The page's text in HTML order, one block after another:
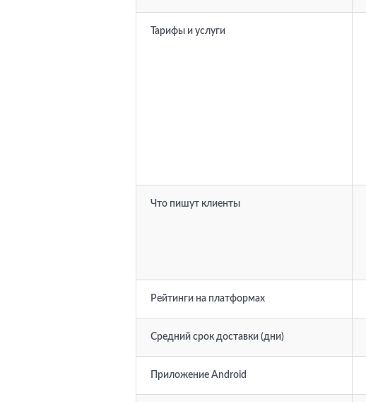
Тарифы и услуги
Что пишут клиенты
Рейтинги на платформах
Средний срок доставки (дни)
Приложение Android